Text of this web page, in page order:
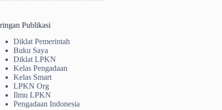
Publikasi
Diklat Pemerintah
Buku Saya
Diklat LPKN
Kelas Pengadaan
Kelas Smart
LPKN Org
Ilmu LPKN
Pengadaan Indonesia